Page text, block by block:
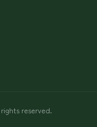
reserved.